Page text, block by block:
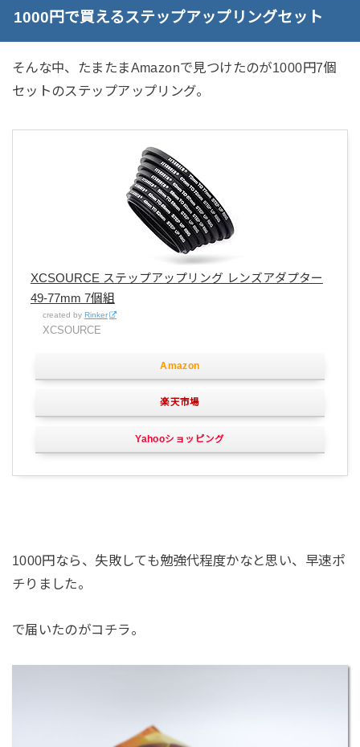
1000円で買えるステップアップリングセット
そんな中、たまたまAmazonで見つけたのが1000円7個
セットのステップアップリング。
XCSOURCE ステップアップリング レンズアダプター
49-77mm 7個組
created by Rinker
XCSOURCE
Amazon
楽天市場
Yahooショッピング
1000円なら、失敗しても勉強代程度かなと思い、早速ポ
チりました。
で届いたのがコチラ。